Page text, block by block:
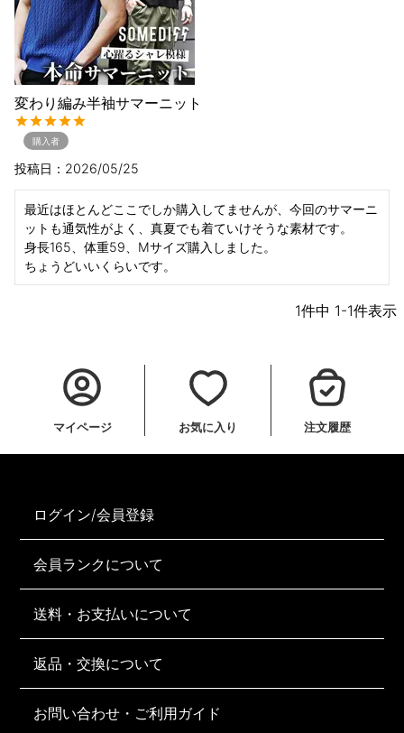
変わり編み半袖サマーニット
購入者
投稿日 2026/05/25
最近はほとんどここでしか購入してませんが、今回のサマーニ
ットも通気性がよく、真夏でも着ていけそうな素材です。
身長165、体重59、Mサイズ購入しました。
ちょうどいいくらいです。
1件中 1-1件表示
マイページ お気に入り 注文履歴
ログイン/会員登録
会員ランクについて
送料・お支払いについて
返品・交換について
お問い合わせ・ご利用ガイド